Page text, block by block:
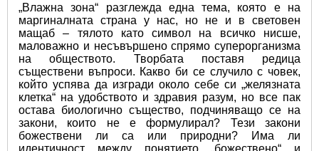
„Влажна зона“ разглежда една тема, която е на
маргиналната страна у нас, но не и в световен
мащаб – тялото като символ на всичко нисше,
маловажно и несъвършено спрямо суперорганизма
на обществото. Творбата поставя редица
съществени въпроси. Какво би се случило с човек,
който успява да изгради около себе си „желязната
клетка“ на удобството и здравия разум, но все пак
остава биологично същество, подчиняващо се на
закони, които не е формулирал? Тези закони
божествени ли са или природни? Има ли
идентичност между понятието „божествено“ и